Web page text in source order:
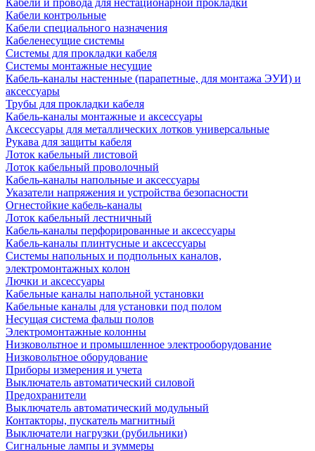
Кабели и провода для нестационарной прокладки
Кабели контрольные
Кабели специального назначения
Кабеленесущие системы
Системы для прокладки кабеля
Системы монтажные несущие
Кабель-каналы настенные (парапетные, для монтажа ЭУИ) и
аксессуары
Трубы для прокладки кабеля
Кабель-каналы монтажные и аксессуары
Аксессуары для металлических лотков универсальные
Рукава для защиты кабеля
Лоток кабельный листовой
Лоток кабельный проволочный
Кабель-каналы напольные и аксессуары
Указатели напряжения и устройства безопасности
Огнестойкие кабель-каналы
Лоток кабельный лестничный
Кабель-каналы перфорированные и аксессуары
Кабель-каналы плинтусные и аксессуары
Системы напольных и подпольных каналов,
электромонтажных колон
Лючки и аксессуары
Кабельные каналы напольной установки
Кабельные каналы для установки под полом
Несущая система фальш полов
Электромонтажные колонны
Низковольтное и промышленное электрооборудование
Низковольтное оборудование
Приборы измерения и учета
Выключатель автоматический силовой
Предохранители
Выключатель автоматический модульный
Контакторы, пускатель магнитный
Выключатели нагрузки (рубильники)
Сигнальные лампы и зуммеры